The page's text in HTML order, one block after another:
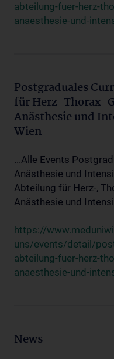
abteilung-fuer-herz-
anaesthesie-und-
Postgraduales
für Herz-Thorax-
Anästhesie und
Wien
...Alle Events
Anästhesie und
Abteilung für Herz-,
Anästhesie und
https://
uns/events/detail/
abteilung-fuer-herz-
anaesthesie-und-
News